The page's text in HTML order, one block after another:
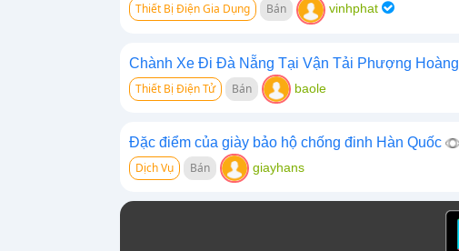
Thiết Bị Điện Gia Dụng Bán vinhphat
Chành Xe Đi Đà Nẵng Tại Vận Tải Phượng Hoàng
Thiết Bị Điện Tử Bán baole
Đặc điểm của giày bảo hộ chống đinh Hàn Quốc
Dịch Vụ Bán giayhans